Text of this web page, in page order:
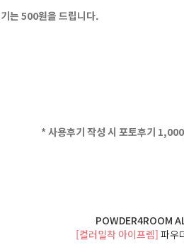
는 500원을 드립니다.
* 사용후기 작성 시 포토후기
POWDER4ROOM
[컬러밀착 아이프렙] 파우